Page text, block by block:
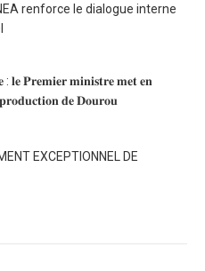
renforce le dialogue interne
: 𝐥𝐞 𝐏𝐫𝐞𝐦𝐢𝐞𝐫 𝐦𝐢𝐧𝐢𝐬𝐭𝐫𝐞 𝐦𝐞𝐭 𝐞𝐧
𝐩𝐫𝐨𝐝𝐮𝐜𝐭𝐢𝐨𝐧 𝐝𝐞 𝐃𝐨𝐮𝐫𝐨𝐮
EXCEPTIONNEL DE